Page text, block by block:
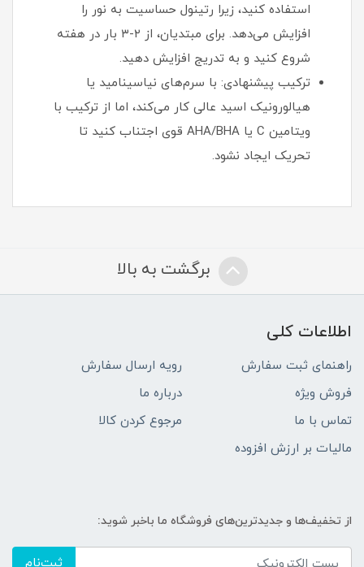
استفاده کنید، زیرا رتینول حساسیت به نور را
افزایش می‌دهد. برای مبتدیان، از ۲-۳ بار در هفته
شروع کنید و به تدریج افزایش دهید.
ترکیب پیشنهادی: با سرم‌های نیاسینامید یا
هیالورونیک اسید عالی کار می‌کند، اما از ترکیب با
ویتامین C یا AHA/BHA قوی اجتناب کنید تا
تحریک ایجاد نشود.
برگشت به بالا
اطلاعات کلی
راهنمای ثبت سفارش
رویه ارسال سفارش
فروش ویژه
درباره ما
تماس با ما
مرجوع کردن کالا
مالیات بر ارزش افزوده
از تخفیف‌ها و جدیدترین‌های فروشگاه ما باخبر شوید:
ثبت‌نام